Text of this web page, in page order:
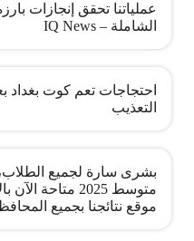
عملياتنا تحقق إنجازات
الشاملة – IQ News
احتجاجات تعم كوت
التعذيب
بشرى سارة لجميع الطلاب،
متوسط 2025
موقع نتائجنا بجميع